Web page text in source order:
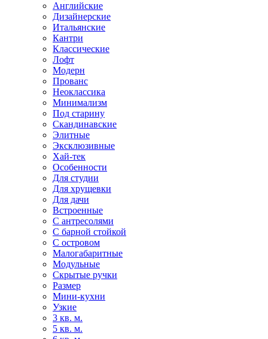
Английские
Дизайнерские
Итальянские
Кантри
Классические
Лофт
Модерн
Прованс
Неоклассика
Минимализм
Под старину
Скандинавские
Элитные
Эксклюзивные
Хай-тек
Особенности
Для студии
Для хрущевки
Для дачи
Встроенные
С антресолями
С барной стойкой
С островом
Малогабаритные
Модульные
Скрытые ручки
Размер
Мини-кухни
Узкие
3 кв. м.
5 кв. м.